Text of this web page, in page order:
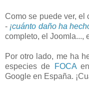
Como se puede ver, el
- ¡cuánto daño ha
completo, el Joomla...,
Por otro lado, me ha
especies de
FOCA
Google en España.